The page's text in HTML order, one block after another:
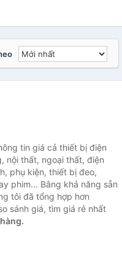
tin giá cả thiết bị điện
nội thất, ngoại thất, điện
phụ kiện, thiết bị đeo,
phim... Bằng khả năng sẵn
tôi đã tổng hợp hơn
sánh giá, tìm giá rẻ nhất